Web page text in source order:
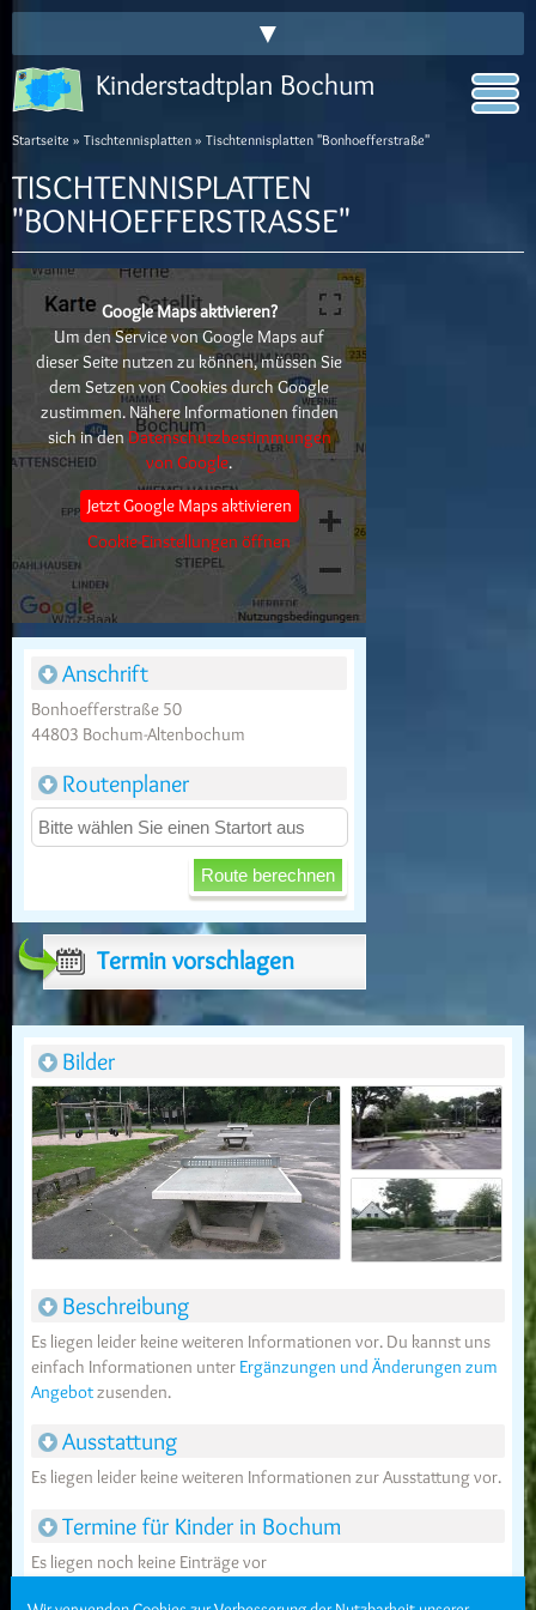
▼
Kinderstadtplan Bochum
Startseite » Tischtennisplatten » Tischtennisplatten "Bonhoefferstraße"
TISCHTENNISPLATTEN
"BONHOEFFERSTRASSE"
Google Maps aktivieren?
Um den Service von Google Maps auf
dieser Seite nutzen zu können, müssen Sie
dem Setzen von Cookies durch Google
zustimmen. Nähere Informationen finden
sich in den Datenschutzbestimmungen
von Google.
Jetzt Google Maps aktivieren
Cookie-Einstellungen öffnen
Anschrift
Bonhoefferstraße 50
44803 Bochum-Altenbochum
Routenplaner
Termin vorschlagen
Bilder
Beschreibung
Es liegen leider keine weiteren Informationen vor. Du kannst uns
einfach Informationen unter Ergänzungen und Änderungen zum
Angebotzusenden.
Ausstattung
Es liegen leider keine weiteren Informationen zur Ausstattung vor.
Termine für Kinder in Bochum
Es liegen noch keine Einträge vor